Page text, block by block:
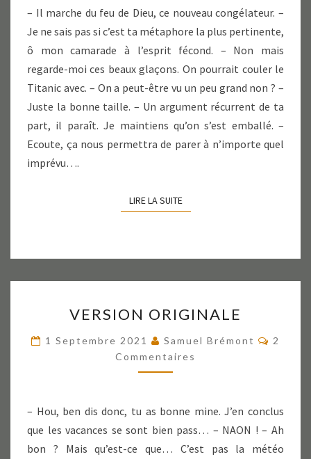
– Il marche du feu de Dieu, ce nouveau congélateur. –
Je ne sais pas si c’est ta métaphore la plus pertinente,
ô mon camarade à l’esprit fécond. – Non mais
regarde-moi ces beaux glaçons. On pourrait couler le
Titanic avec. – On a peut-être vu un peu grand non ? –
Juste la bonne taille. – Un argument récurrent de ta
part, il paraît. Je maintiens qu’on s’est emballé. –
Ecoute, ça nous permettra de parer à n’importe quel
imprévu….
LIRE LA SUITELIRE LA SUITE
ORIGINALE
VERSION ORIGINALE
1 Septembre 2021 Samuel Brémont
2
Commentaires
– Hou, ben dis donc, tu as bonne mine. J’en conclus
que les vacances se sont bien pass… – NAON ! – Ah
bon ? Mais qu’est-ce que… C’est pas la météo